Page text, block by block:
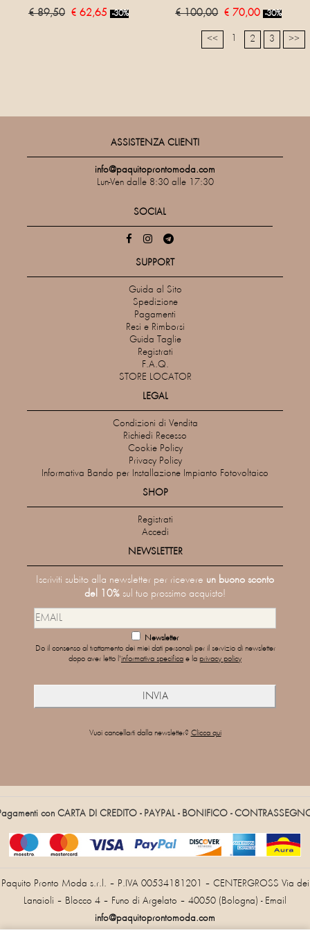
€ 89,50 € 62,65 -30% € 100,00 € 70,00 -30%
<< 2 3 >>
ASSISTENZA CLIENTI
info@paquitoprontomoda.com
Lun-Ven dalle 8:30 alle 17:30
SOCIAL
SUPPORT
Guida al Sito
Spedizione
Pagamenti
Resi e Rimborsi
Guida Taglie
Registrati
F.A.Q.
STORE LOCATOR
LEGAL
Condizioni di Vendita
Richiedi Recesso
Cookie Policy
Privacy Policy
Informativa Bando per Installazione Impianto Fotovoltaico
SHOP
Registrati
Accedi
NEWSLETTER
Iscriviti subito alla newsletter per ricevere un buono sconto
del 10% sul tuo prossimo acquisto!
Newsletter
Do il consenso al trattamento dei miei dati personali per il servizio di newsletter
dopo aver letto l'informativa specifica e la privacy policy
Vuoi cancellarti dalla newsletter? Clicca qui
con CARTA DI CREDITO - PAYPAL - BONIFICO -
Paquito Pronto Moda s.r.l. – P.IVA 00534181201 – CENTERGROSS Via dei
Lanaioli – Blocco 4 – Funo di Argelato – 40050 (Bologna) - Email
info@paquitoprontomoda.com